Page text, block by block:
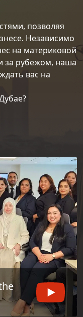
позволяя
Независимо
на материковой
за рубежом, наша
вас на